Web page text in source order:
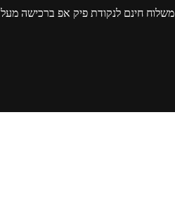
משלוח חינם לנקודת פיק אפ ברכישה מעל 150 ש"ח